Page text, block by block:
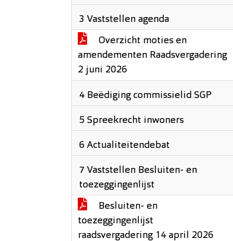
3 Vaststellen agenda
Overzicht moties en
amendementen Raadsvergadering
2 juni 2026
4 Beëdiging commissielid SGP
5 Spreekrecht inwoners
6 Actualiteitendebat
7 Vaststellen Besluiten- en
toezeggingenlijst
Besluiten- en
toezeggingenlijst
raadsvergadering 14 april 2026